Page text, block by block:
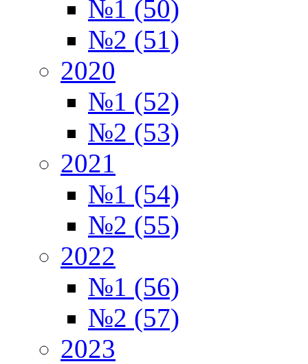
№1 (50)
№2 (51)
2020
№1 (52)
№2 (53)
2021
№1 (54)
№2 (55)
2022
№1 (56)
№2 (57)
2023